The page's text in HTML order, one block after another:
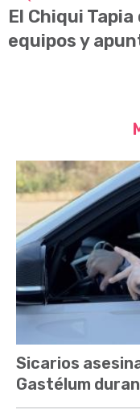
El Chiqui
equipos y
Sicarios
Gastélum